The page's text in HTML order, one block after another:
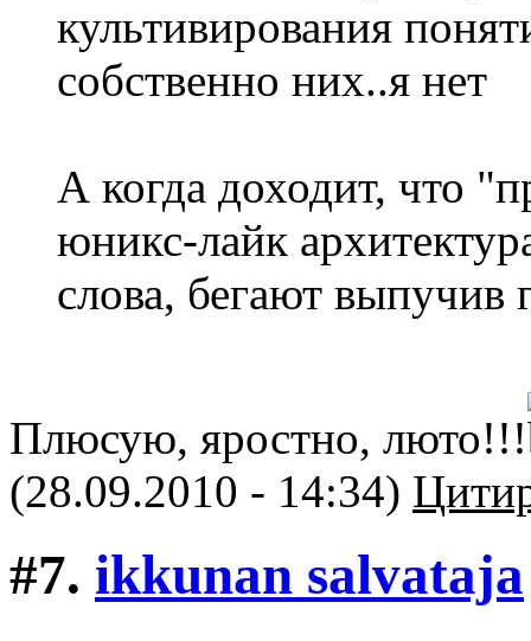
культивирования
собственно них..я нет
А когда доходит, что
юникс-лайк
слова, бегают выпучив
Плюсую, яростно, люто!!!
(28.09.2010 - 14:34)
#7. ikkunan salvataja